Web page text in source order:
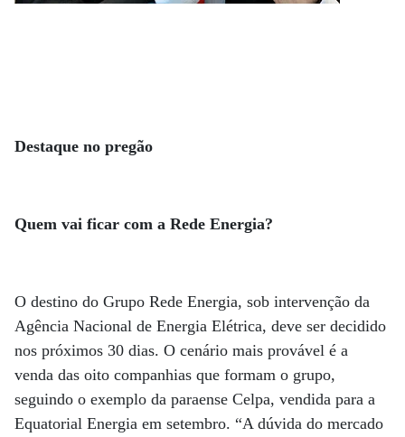
Destaque no pregão
Quem vai ficar com a Rede Energia?
O destino do Grupo Rede Energia, sob intervenção da
Agência Nacional de Energia Elétrica, deve ser decidido
nos próximos 30 dias. O cenário mais provável é a
venda das oito companhias que formam o grupo,
seguindo o exemplo da paraense Celpa, vendida para a
Equatorial Energia em setembro. “A dúvida do mercado